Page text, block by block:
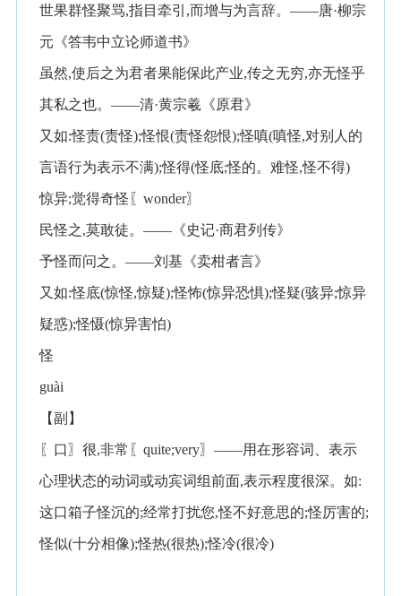
世果群怪聚骂,指目牵引,而增与为言辞。——唐·柳宗
元《答韦中立论师道书》
虽然,使后之为君者果能保此产业,传之无穷,亦无怪乎
其私之也。——清·黄宗羲《原君》
又如:怪责(责怪);怪恨(责怪怨恨);怪嗔(嗔怪,对别人的
言语行为表示不满);怪得(怪底;怪的。难怪,怪不得)
惊异;觉得奇怪〖wonder〗
民怪之,莫敢徒。——《史记·商君列传》
予怪而问之。——刘基《卖柑者言》
又如:怪底(惊怪,惊疑);怪怖(惊异恐惧);怪疑(骇异;惊异
疑惑);怪慑(惊异害怕)
怪
guài
【副】
〖口〗很,非常〖quite;very〗——用在形容词、表示
心理状态的动词或动宾词组前面,表示程度很深。如:
这口箱子怪沉的;经常打扰您,怪不好意思的;怪厉害的;
怪似(十分相像);怪热(很热);怪冷(很冷)